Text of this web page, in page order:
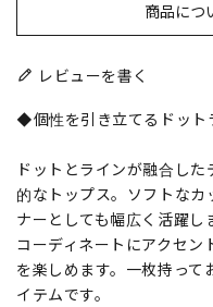
商品につ
レビューを書く
◆個性を引き立てるドッ
ドットとラインが融合し
的なトップス。ソフトな
ナーとしても幅広く活躍し
コーディネートにアクセン
を楽しめます。一枚持って
イテムです。